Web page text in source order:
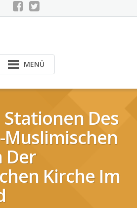
MENÜ
Stationen Des
Der
Kirche Im